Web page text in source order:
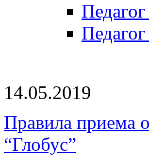
14.05.2019
Правила
“Глобус”